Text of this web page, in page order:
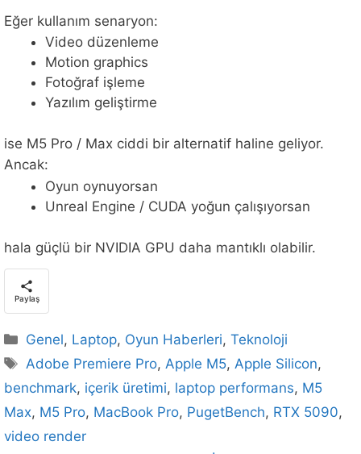
Eğer kullanım senaryon:
Video düzenleme
Motion graphics
Fotoğraf işleme
Yazılım geliştirme
ise M5 Pro / Max ciddi bir alternatif haline geliyor.
Ancak:
Oyun oynuyorsan
Unreal Engine / CUDA yoğun çalışıyorsan
hala güçlü bir NVIDIA GPU daha mantıklı olabilir.
Paylaş
Kategoriler
Genel, Laptop, Oyun Haberleri,Teknoloji
Etiketler
Adobe Premiere Pro,Apple M5,Apple Silicon,
benchmark, içerik üretimi, laptop performans, M5
Max, M5 Pro, MacBook Pro, PugetBench, RTX 5090,
video render